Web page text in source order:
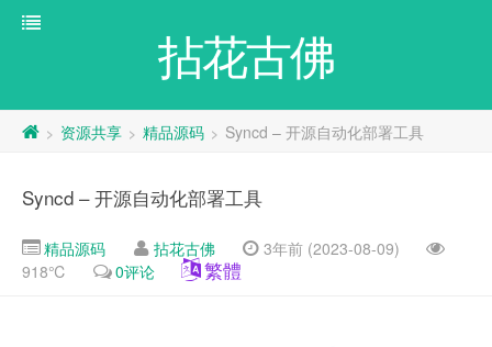
拈花古佛
> 资源共享 > 精品源码 > Syncd – 开源自动化部署工具
Syncd – 开源自动化部署工具
精品源码 拈花古佛
3年前 (2023-08-09)
918℃
0评论 繁體